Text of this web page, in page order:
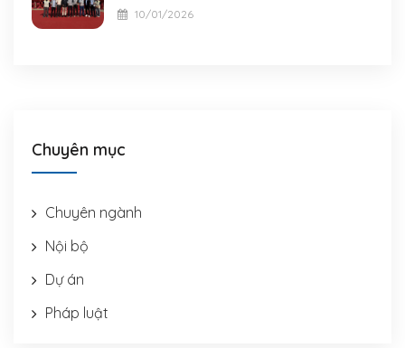
Nghệ An
10/01/2026
Chuyên mục
Chuyên ngành
Nội bộ
Dự án
Pháp luật